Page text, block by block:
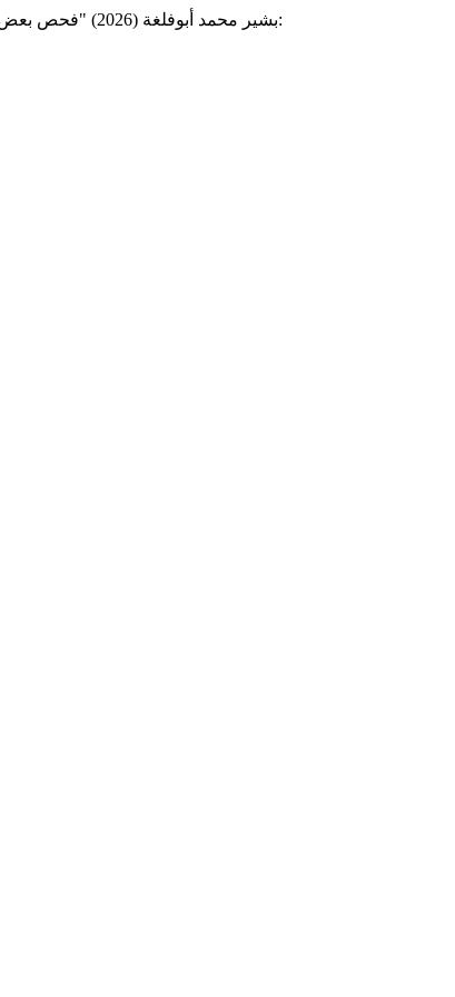
بشير محمد أبوفلغة (2026) "فحص بعض الخواص الكيميائية لمياه الآبار للوحدات السكنية في منطقة الجزيرة – مصراتة",, 4(2), ص 160–177. موجود في: